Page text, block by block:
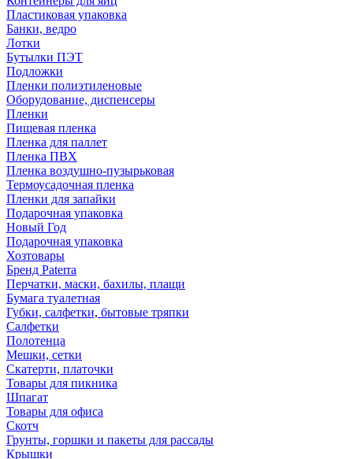
Пластиковая упаковка
Банки, ведро
Лотки
Бутылки ПЭТ
Подложки
Пленки полиэтиленовые
Оборудование, диспенсеры
Пленки
Пищевая пленка
Пленка для паллет
Пленка ПВХ
Пленка воздушно-пузырьковая
Термоусадочная пленка
Пленки для запайки
Подарочная упаковка
Новый Год
Подарочная упаковка
Хозтовары
Бренд Paterra
Перчатки, маски, бахилы, плащи
Бумага туалетная
Губки, салфетки, бытовые тряпки
Салфетки
Полотенца
Мешки, сетки
Скатерти, платочки
Товары для пикника
Шпагат
Товары для офиса
Скотч
Грунты, горшки и пакеты для рассады
Крышки